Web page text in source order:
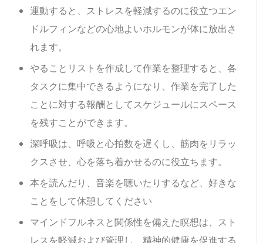
運動すると、ストレスを軽減するのに役立つエン
ドルフィンなどの心地よいホルモンが体に放出さ
れます。
やることリストを作成して作業を整理すると、各
タスクに集中できるようになり、作業を完了した
ことに対する報酬としてスケジュールにスペース
を残すことができます。
深呼吸は、呼吸と心拍数を遅くし、筋肉をリラッ
クスさせ、心を落ち着かせるのに役立ちます。
本を読んだり、音楽を聴いたりするなど、好きな
ことをして休憩してください
マインドフルネスと関係性を備えた瞑想は、スト
レスを軽減および管理し、精神的健康を促進する